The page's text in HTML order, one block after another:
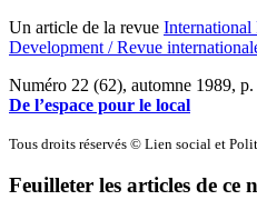
Un article de la revue
Development / Revue
Numéro 22 (62), automne 1989, p.
De l’espace pour le local
Tous droits réservés © Lien social et
Feuilleter les articles de ce